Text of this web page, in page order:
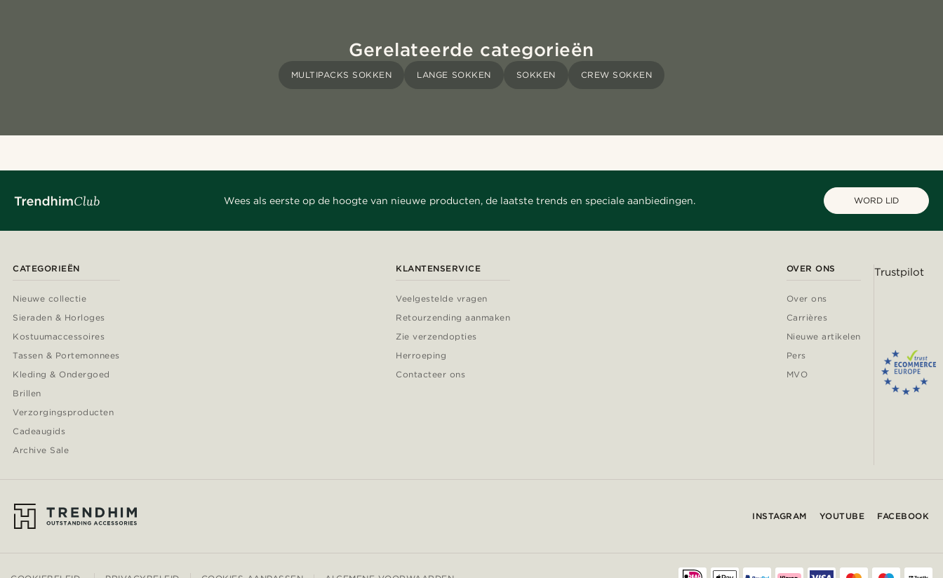
Gerelateerde categorieën
MULTIPACKS SOKKEN LANGE SOKKEN SOKKEN CREW SOKKEN
Wees als eerste op de hoogte van nieuwe producten, de laatste trends en speciale aanbiedingen. WORD LID
CATEGORIEËN
Nieuwe collectie
Sieraden & Horloges
Kostuumaccessoires
Tassen & Portemonnees
Kleding & Ondergoed
Brillen
Verzorgingsproducten
Cadeaugids
Archive Sale
KLANTENSERVICE
Veelgestelde vragen
Retourzending aanmaken
Zie verzendopties
Herroeping
Contacteer ons
OVER ONS
Over ons
Carrières
Nieuwe artikelen
Pers
MVO
Trustpilot
INSTAGRAM YOUTUBE FACEBOOK